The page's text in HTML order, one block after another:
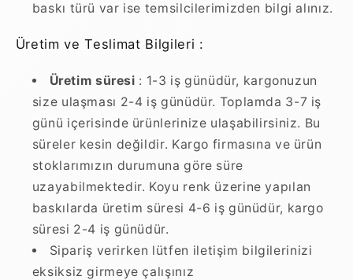
baskı türü var ise temsilcilerimizden bilgi alınız.
Üretim ve Teslimat Bilgileri :
Üretim süresi : 1-3 iş günüdür, kargonuzun
size ulaşması 2-4 iş günüdür. Toplamda 3-7 iş
günü içerisinde ürünlerinize ulaşabilirsiniz. Bu
süreler kesin değildir. Kargo firmasına ve ürün
stoklarımızın durumuna göre süre
uzayabilmektedir. Koyu renk üzerine yapılan
baskılarda üretim süresi 4-6 iş günüdür, kargo
süresi 2-4 iş günüdür.
Sipariş verirken lütfen iletişim bilgilerinizi
eksiksiz girmeye çalışınız